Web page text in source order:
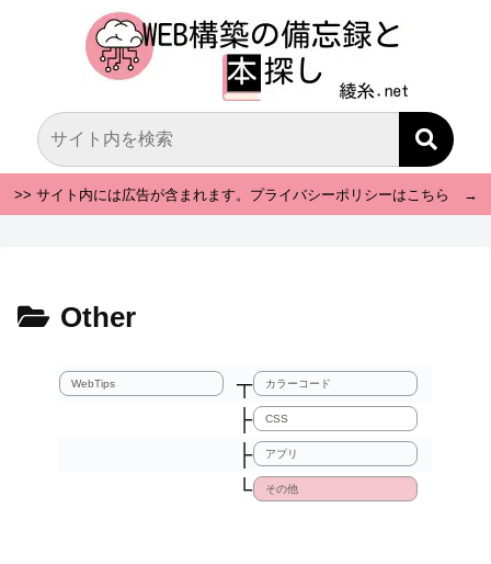
>> サイト内には広告が含まれます。プライバシーポリシーはこちら →
Other
WebTips ┬ カラーコード
├ CSS
├ アプリ
└ その他